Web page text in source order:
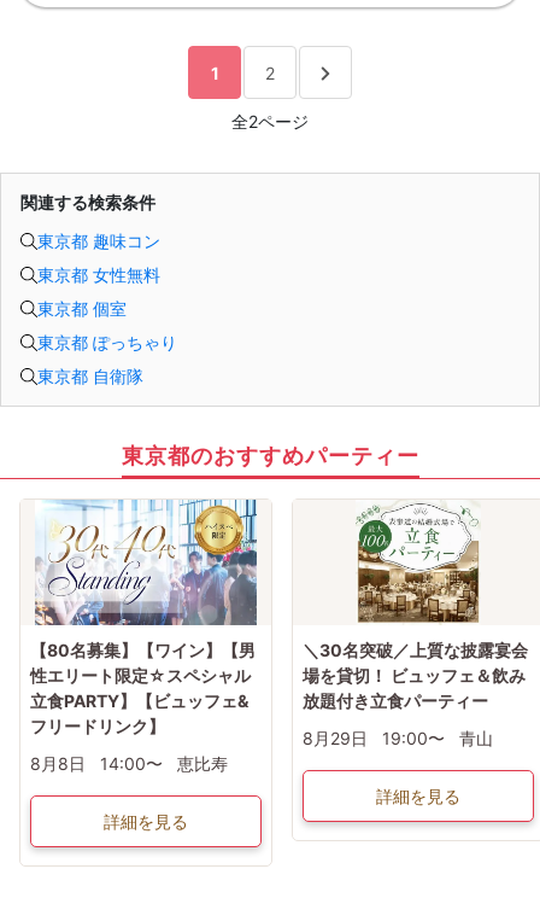
アルコール/ソフトドリンク付き
1 2
全2ページ
関連する検索条件
東京都 趣味コン
東京都 女性無料
東京都 個室
東京都 ぽっちゃり
東京都 自衛隊
東京都のおすすめパーティー
【80名募集】【ワイン】【男
性エリート限定☆スペシャル
立食PARTY】【ビュッフェ&
フリードリンク】
8月8日
14:00〜 恵比寿
詳細を見る
＼30名突破／上質な披露宴会
場を貸切！ ビュッフェ＆飲み
放題付き立食パーティー
8月29日
19:00〜 青山
詳細を見る